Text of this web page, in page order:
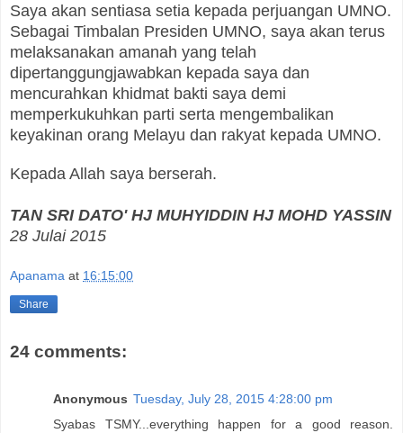
Saya akan sentiasa setia kepada perjuangan UMNO.
Sebagai Timbalan Presiden UMNO, saya akan terus
melaksanakan amanah yang telah
dipertanggungjawabkan kepada saya dan
mencurahkan khidmat bakti saya demi
memperkukuhkan parti serta mengembalikan
keyakinan orang Melayu dan rakyat kepada UMNO.
Kepada Allah saya berserah.
TAN SRI DATO' HJ MUHYIDDIN HJ MOHD YASSIN
28 Julai 2015
Apanama at 16:15:00
Share
24 comments:
Anonymous Tuesday, July 28, 2015 4:28:00 pm
Syabas TSMY...everything happen for a good reason.